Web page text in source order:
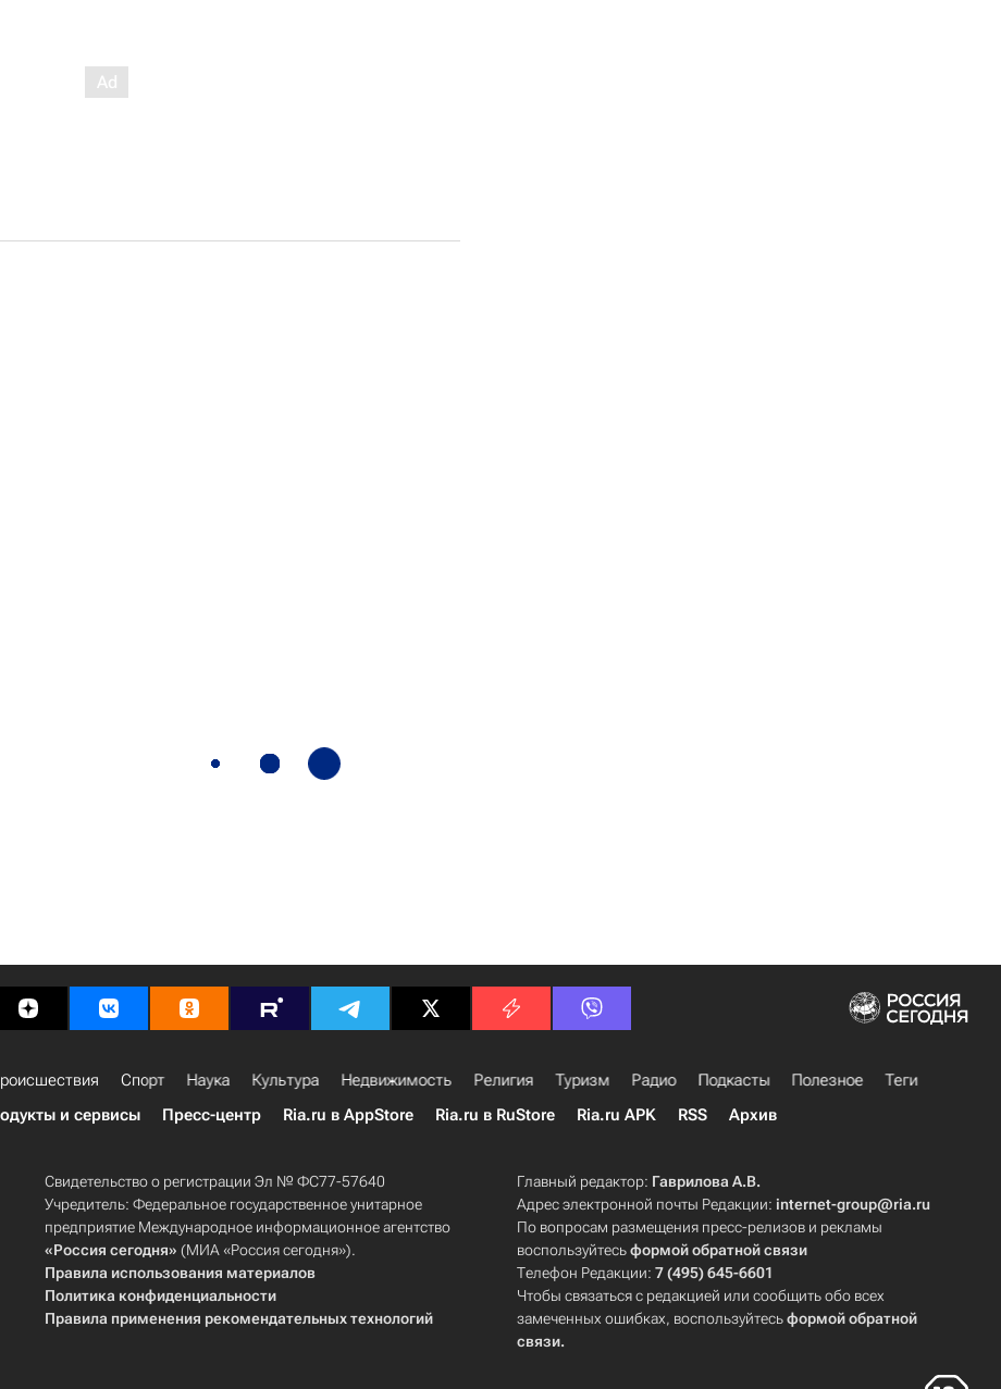
Спорт Наука Культура Недвижимость Религия Туризм Радио Подкасты Полезное
Теги
и сервисы Пресс-центр Ria.ru в AppStore Ria.ru в RuStore Ria.ru APK RSS Архив
Свидетельство о регистрации Эл № ФС77-57640
Учредитель: Федеральное государственное унитарное
предприятие Международное информационное агентство
«Россия сегодня» (МИА «Россия сегодня»).
Правила использования материалов
Политика конфиденциальности
Правила применения рекомендательных технологий
Главный редактор: Гаврилова А.В.
Адрес электронной почты Редакции:internet-group@ria.ru
По вопросам размещения пресс-релизов и рекламы
воспользуйтесьформой обратной связи
Телефон Редакции:7 (495) 645-6601
Чтобы связаться с редакцией или сообщить обо всех
замеченных ошибках, воспользуйтесьформой обратной
связи.